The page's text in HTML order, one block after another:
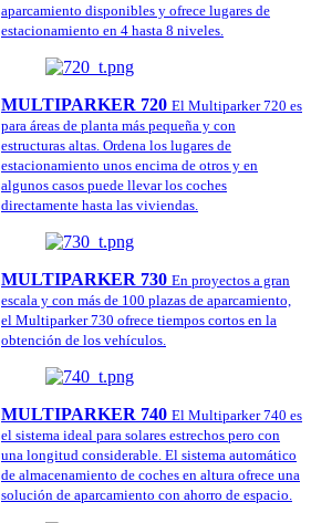
aparcamiento disponibles y ofrece lugares de
estacionamiento en 4 hasta 8 niveles.
MULTIPARKER 720 El Multiparker 720 es
para áreas de planta más pequeña y con
estructuras altas. Ordena los lugares de
estacionamiento unos encima de otros y en
algunos casos puede llevar los coches
directamente hasta las viviendas.
MULTIPARKER 730 En proyectos a gran
escala y con más de 100 plazas de aparcamiento,
el Multiparker 730 ofrece tiempos cortos en la
obtención de los vehículos.
MULTIPARKER 740 El Multiparker 740 es
el sistema ideal para solares estrechos pero con
una longitud considerable. El sistema automático
de almacenamiento de coches en altura ofrece una
solución de aparcamiento con ahorro de espacio.